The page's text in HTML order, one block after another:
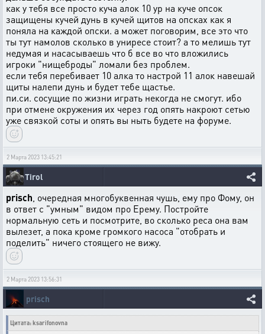
как у тебя все просто куча алок 10 ур на куче опсок
защищены кучей дунь в кучей щитов на опсках как я
поняла на каждой опски. а может поговорим, все это что
ты тут намолов сколько в униресе стоит? а то мелишь тут
недумая и насасываешь что б все во что вложились
игроки "нищеброды" ломали без проблем.
если тебя перебивает 10 алка то настрой 11 алок навешай
щиты налепи дунь и будет тебе щастье.
пи.си. сосущие по жизни играть некогда не смогут. ибо
при отмене окружения их через год опять накроют сетью
уже связкой соты и опять вы ныть будете на форуме.
2 Марта 2023 13:45:21
Tirol
prisch , очередная многобуквенная чушь, ему про Фому, он
в ответ с "умным" видом про Ерему. Постройте
нормальную сеть и посмотрите, во сколько реса она вам
вылезет, а пока кроме громкого насоса "отобрать и
поделить" ничего стоящего не вижу.
2 Марта 2023 13:56:31
prisch
Цитата: ksarifonovna